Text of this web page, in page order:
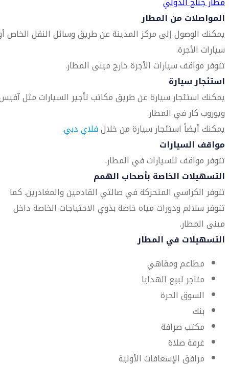
المواصلات من المطار
يمكنك الوصول إلى مركز المدينة عن طريق وسائل النقل الخاص
سيارات الأجرة.
تتوفر مواقف سيارات الأجرة خارج مبنى المطار.
استئجار سيارة
يمكنك استئجار سيارة عن طريق مكاتب تأجير السيارات مثل
ويوروب كار في المطار.
يمكنك أيضاً استئجار سيارة من خلالفلاي دبي.
مواقف السيارات
تتوفر مواقف للسيارات في المطار.
التسهيلات الخاصة بأصحاب الهمم
تتوفر الكراسي المتحركة في صالتي القادمين والمغادرين. كما
تتوفر سلالم ودورات مياه خاصة بذوي الاحتياجات الخاصة داخل
مبنى المطار.
التسهيلات في المطار
مطاعم ومقاهي
متاجر لبيع الهدايا
السوق الحرة
بنك
مكتب صرافة
غرفة صلاة
مرافق الإسعافات الأولية